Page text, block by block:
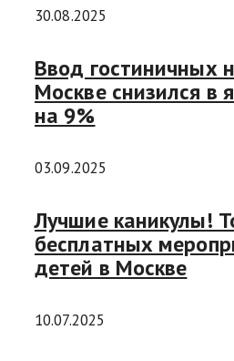
30.08.2025
Ввод гостиничных
Москве снизился в
на 9%
03.09.2025
Лучшие каникулы!
бесплатных
детей в Москве
10.07.2025